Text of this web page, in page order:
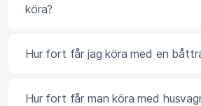
köra?
Hur fort får jag köra med en
Hur fort får man köra med